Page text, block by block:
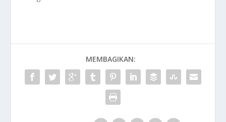
MEMBAGIKAN: